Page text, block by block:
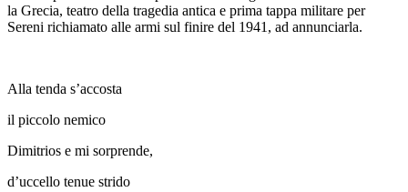
la Grecia, teatro della tragedia antica e prima tappa militare per
Sereni richiamato alle armi sul finire del 1941, ad annunciarla.
Alla tenda s’accosta
il piccolo nemico
Dimitrios e mi sorprende,
d’uccello tenue strido